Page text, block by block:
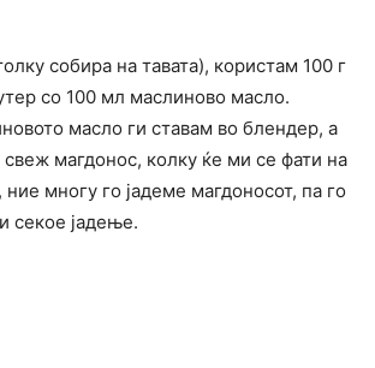
собира на тавата), користам 100 г
со 100 мл маслиново масло.
масло ги ставам во блендер, а
магдонос, колку ќе ми се фати на
ние многу го јадеме магдоносот, па го
секое јадење.